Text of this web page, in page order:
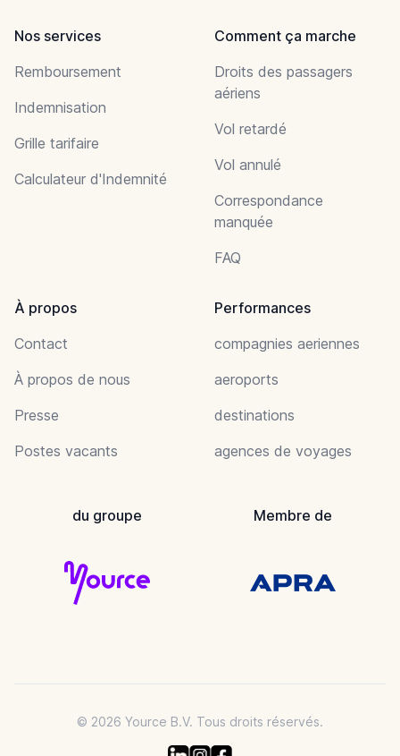
Nos services
Remboursement
Indemnisation
Grille tarifaire
Calculateur d'Indemnité
Comment ça marche
Droits des passagers
aériens
Vol retardé
Vol annulé
Correspondance
manquée
FAQ
À propos
Contact
À propos de nous
Presse
Postes vacants
Performances
compagnies aeriennes
aeroports
destinations
agences de voyages
du groupe Membre de
© 2026 Yource B.V. Tous droits réservés.